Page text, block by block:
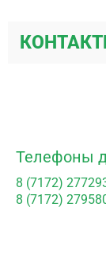
Телефоны
8 (7172)
8 (7172)